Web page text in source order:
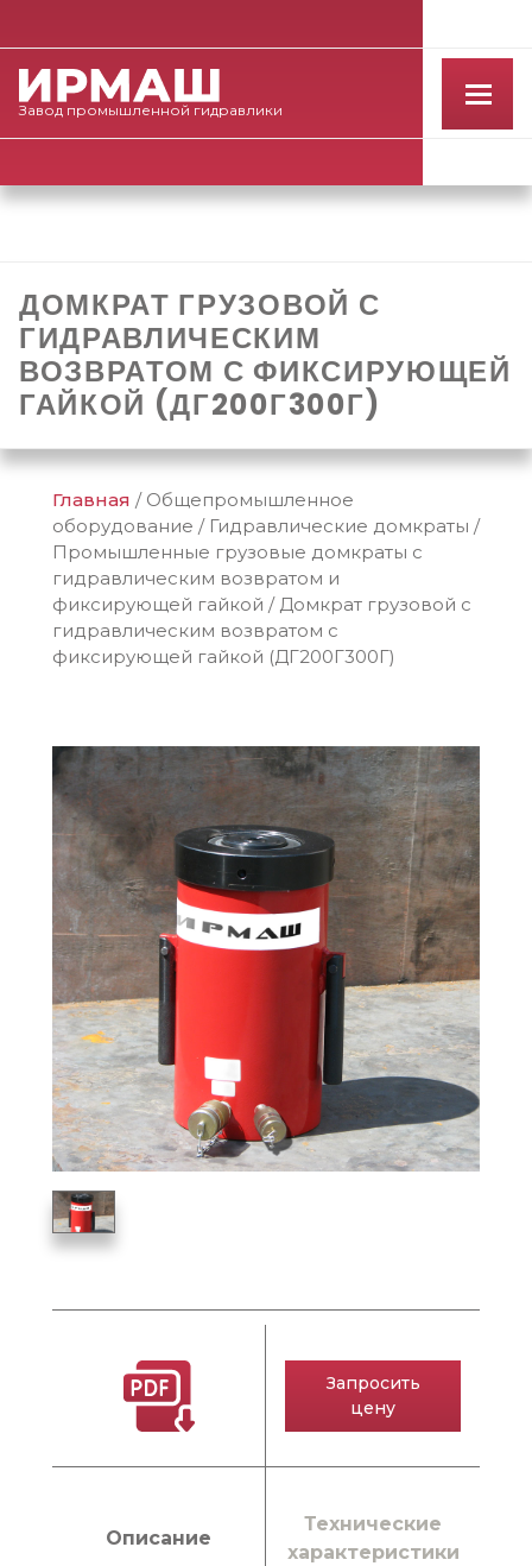
Завод промышленной гидравлики
ДОМКРАТ ГРУЗОВОЙ С
ГИДРАВЛИЧЕСКИМ
ВОЗВРАТОМ С ФИКСИРУЮЩЕЙ
ГАЙКОЙ (ДГ200Г300Г)
Главная / Общепромышленное
оборудование / Гидравлические домкраты /
Промышленные грузовые домкраты c
гидравлическим возвратом и
фиксирующей гайкой / Домкрат грузовой с
гидравлическим возвратом с
фиксирующей гайкой (ДГ200Г300Г)
Описание
Технические
характеристики
Запросить
цену